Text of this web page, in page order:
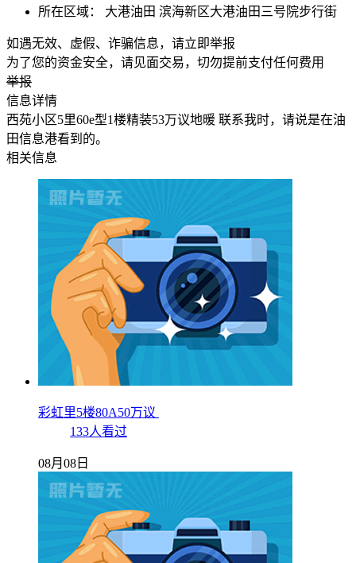
所在区域：
大港油田 滨海新区大港油田三号院步行街
如遇无效、虚假、诈骗信息，请立即举报
为了您的资金安全，请见面交易，切勿提前支付任何费用
举报
信息详情
西苑小区5里60e型1楼精装53万议地暖 联系我时，请说是在油
田信息港看到的。
相关信息
彩虹里5楼80A50万议
133人看过
08月08日